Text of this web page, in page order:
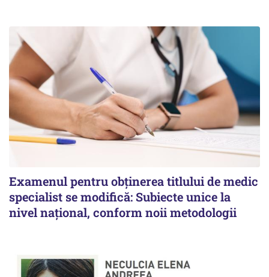
Examenul pentru obținerea titlului de medic
specialist se modifică: Subiecte unice la
nivel național, conform noii metodologii